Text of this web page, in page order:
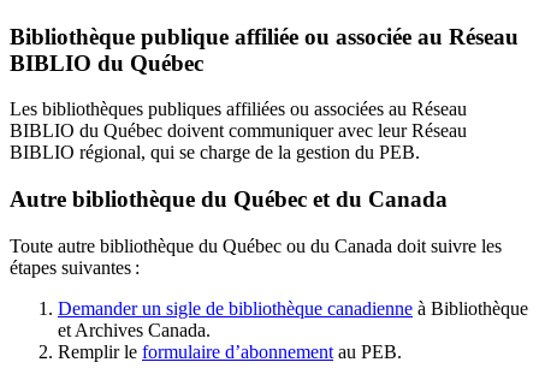
Bibliothèque publique affiliée ou associée au Réseau
BIBLIO du Québec
Les bibliothèques publiques affiliées ou associées au Réseau
BIBLIO du Québec doivent communiquer avec leur Réseau
BIBLIO régional, qui se charge de la gestion du PEB.
Autre bibliothèque du Québec et du Canada
Toute autre bibliothèque du Québec ou du Canada doit suivre les
étapes suivantes :
Demander un sigle de bibliothèque canadienne à Bibliothèque
et Archives Canada.
Remplir le formulaire d’abonnement au PEB.